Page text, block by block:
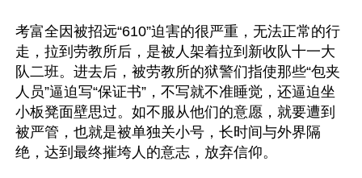
考富全因被招远“610”迫害的很严重，无法正常的行
走，拉到劳教所后，是被人架着拉到新收队十一大
队二班。进去后，被劳教所的狱警们指使那些“包夹
人员”逼迫写“保证书”，不写就不准睡觉，还逼迫坐
小板凳面壁思过。如不服从他们的意愿，就要遭到
被严管，也就是被单独关小号，长时间与外界隔
绝，达到最终摧垮人的意志，放弃信仰。